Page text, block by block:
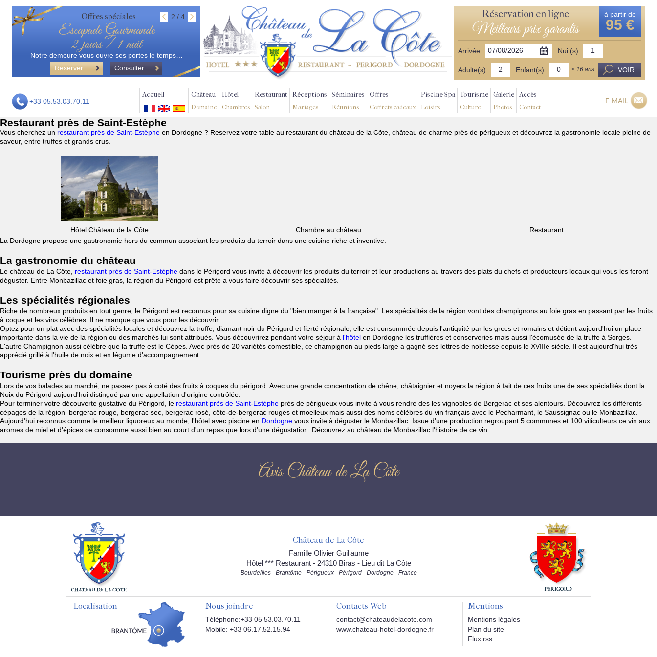
Offres spéciales 2 / 4
Escapade Gourmande
2 jours / 1 nuit
Notre demeure vous ouvre ses portes le temps…
Réserver
Consulter
Réservation en ligne
Meilleurs prix garantis
à partir de
95 €
Arrivée Nuit(s)
Adulte(s) Enfant(s) < 16 ans VOIR
+33 05.53.03.70.11
Accueil Château
Domaine
Hôtel
Chambres
Restaurant
Salon
Réceptions
Mariages
Séminaires
Réunions
Offres
Coffrets cadeaux
Piscine Spa
Loisirs
Tourisme
Culture
Galerie
Photos
Accès
Contact
E-MAIL
Restaurant près de Saint-Estèphe
Vous cherchez un restaurant près de Saint-Estèphe en Dordogne ? Reservez votre table au restaurant du château de la Côte, château de charme près de périgueux et découvrez la gastronomie locale pleine de
saveur, entre truffes et grands crus.
Hôtel Château de la Côte Chambre au château
Restaurant
La Dordogne propose une gastronomie hors du commun associant les produits du terroir dans une cuisine riche et inventive.
La gastronomie du château
Le château de La Côte, restaurant près de Saint-Estèphe dans le Périgord vous invite à découvrir les produits du terroir et leur productions au travers des plats du chefs et producteurs locaux qui vous les feront
déguster. Entre Monbazillac et foie gras, la région du Périgord est prête a vous faire découvrir ses spécialités.
Les spécialités régionales
Riche de nombreux produits en tout genre, le Périgord est reconnus pour sa cuisine digne du "bien manger à la française". Les spécialités de la région vont des champignons au foie gras en passant par les fruits
à coque et les vins célèbres. Il ne manque que vous pour les découvrir.
Optez pour un plat avec des spécialités locales et découvrez la truffe, diamant noir du Périgord et fierté régionale, elle est consommée depuis l'antiquité par les grecs et romains et détient aujourd'hui un place
importante dans la vie de la région ou des marchés lui sont attribués. Vous découvrirez pendant votre séjour à l'hôtel en Dordogne les truffières et conserveries mais aussi l'écomusée de la truffe à Sorges.
L'autre Champignon aussi célèbre que la truffe est le Cèpes. Avec près de 20 variétés comestible, ce champignon au pieds large a gagné ses lettres de noblesse depuis le XVIIIe siècle. Il est aujourd'hui très
apprécié grillé à l'huile de noix et en légume d'accompagnement.
Tourisme près du domaine
Lors de vos balades au marché, ne passez pas à coté des fruits à coques du périgord. Avec une grande concentration de chêne, châtaignier et noyers la région à fait de ces fruits une de ses spécialités dont la
Noix du Périgord aujourd'hui distingué par une appellation d'origine contrôlée.
Pour terminer votre découverte gustative du Périgord, le restaurant près de Saint-Estèphe près de périgueux vous invite à vous rendre des les vignobles de Bergerac et ses alentours. Découvrez les différents
cépages de la région, bergerac rouge, bergerac sec, bergerac rosé, côte-de-bergerac rouges et moelleux mais aussi des noms célèbres du vin français avec le Pecharmant, le Saussignac ou le Monbazillac.
Aujourd'hui reconnus comme le meilleur liquoreux au monde, l'hôtel avec piscine en Dordogne vous invite à déguster le Monbazillac. Issue d'une production regroupant 5 communes et 100 viticulteurs ce vin aux
aromes de miel et d'épices ce consomme aussi bien au court d'un repas que lors d'une dégustation. Découvrez au château de Monbazillac l'histoire de ce vin.
Avis Château de La Côte
Château de La Côte
Famille Olivier Guillaume
Hôtel *** Restaurant - 24310 Biras - Lieu dit La Côte
Bourdeilles - Brantôme - Périgueux - Périgord - Dordogne - France
Localisation Nous joindre
Téléphone:+33 05.53.03.70.11
Mobile: +33 06.17.52.15.94
Contacts Web
contact@chateaudelacote.com
www.chateau-hotel-dordogne.fr
Mentions
Mentions légales
Plan du site
Flux rss